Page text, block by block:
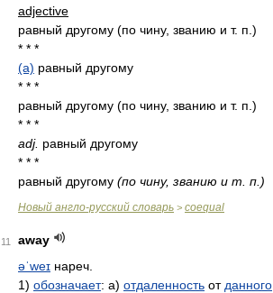
adjective
равный другому (по чину, званию и т. п.)
* * *
(a) равный другому
* * *
равный другому (по чину, званию и т. п.)
* * *
adj. равный другому
* * *
равный другому (по чину, званию и т. п.)
Новый англо-русский словарь > coequal
11
away
əˈweɪ нареч.
1) обозначает: а) отдаленность от данного